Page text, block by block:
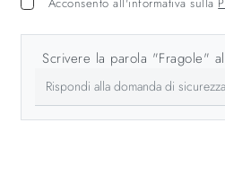
Scrivere la parola "Fragole"